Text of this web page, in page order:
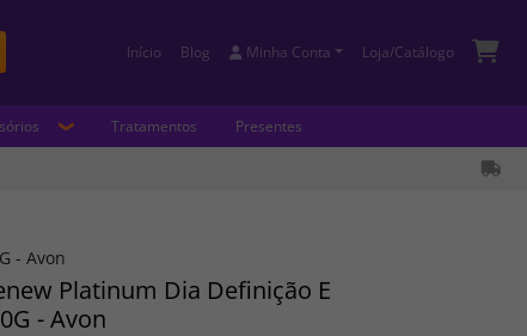
Início Blog Minha Conta Loja/Catálogo
Tratamentos Presentes
- Avon
Platinum Dia Definição E
- Avon